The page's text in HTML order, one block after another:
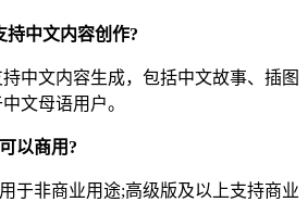
持中文内容创作?
中文内容生成，包括中文故事、插图
文母语用户。
以商用?
于非商业用途;高级版及以上支持商业